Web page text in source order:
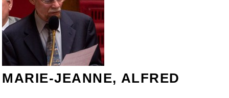
MARIE-JEANNE, ALFRED